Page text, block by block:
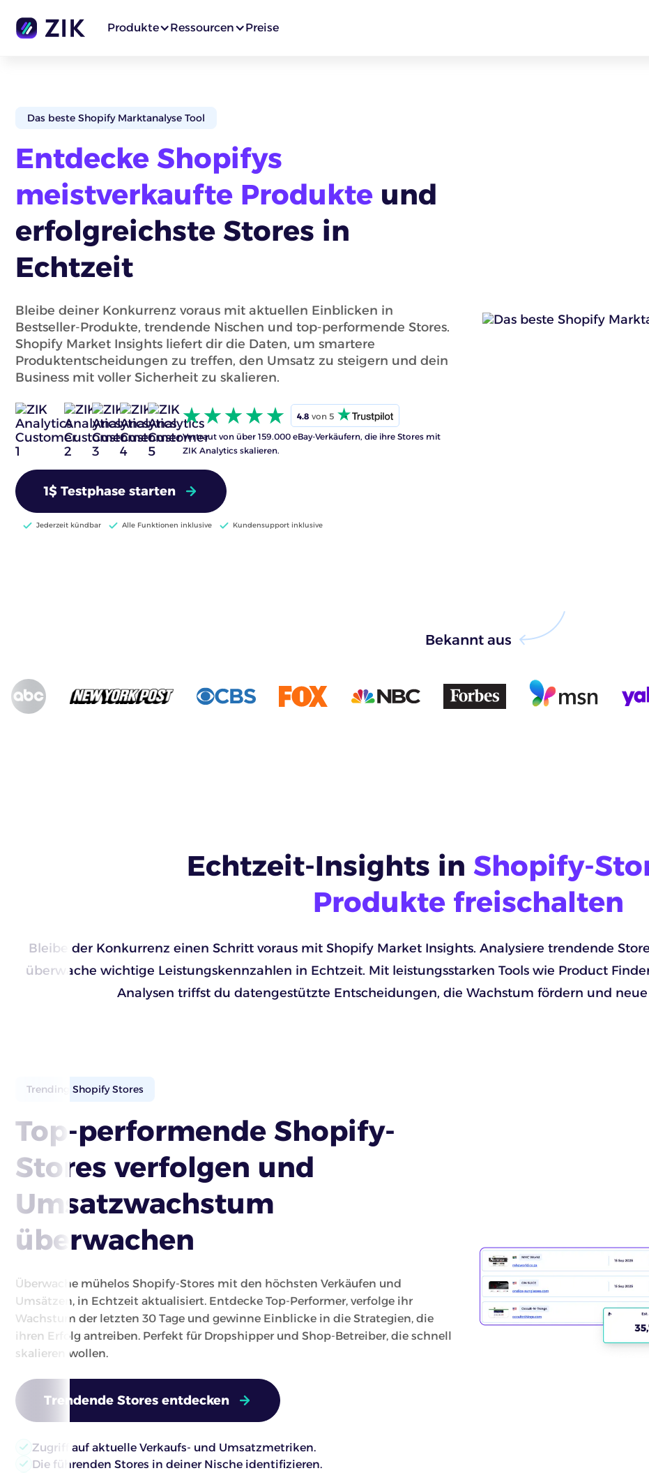
Produkte Ressourcen Preise
Das beste Shopify Marktanalyse Tool
Entdecke Shopifys
meistverkaufte Produkte und
erfolgreichste Stores in
Echtzeit
Bleibe deiner Konkurrenz voraus mit aktuellen Einblicken in
Bestseller-Produkte, trendende Nischen und top-performende Stores.
Shopify Market Insights liefert dir die Daten, um smartere
Produktentscheidungen zu treffen, den Umsatz zu steigern und dein
Business mit voller Sicherheit zu skalieren.
4.8 von 5
Vertraut von über 159.000 eBay-Verkäufern, die ihre Stores mit
ZIK Analytics skalieren.
1$ Testphase starten
Jederzeit kündbar Alle Funktionen inklusive Kundensupport inklusive
Bekannt aus
Echtzeit-Insights in Shopify-
Produkte freischalten
Bleibe der Konkurrenz einen Schritt voraus mit Shopify Market Insights. Analysiere trendende
überwache wichtige Leistungskennzahlen in Echtzeit. Mit leistungsstarken Tools wie Product
Analysen triffst du datengestützte Entscheidungen, die Wachstum fördern und
Trending Shopify Stores
Top-performende Shopify-
Stores verfolgen und
Umsatzwachstum
überwachen
Überwache mühelos Shopify-Stores mit den höchsten Verkäufen und
Umsätzen, in Echtzeit aktualisiert. Entdecke Top-Performer, verfolge ihr
Wachstum der letzten 30 Tage und gewinne Einblicke in die Strategien, die
ihren Erfolg antreiben. Perfekt für Dropshipper und Shop-Betreiber, die schnell
skalieren wollen.
Trendende Stores entdecken
Zugriff auf aktuelle Verkaufs- und Umsatzmetriken.
Die führenden Stores in deiner Nische identifizieren.